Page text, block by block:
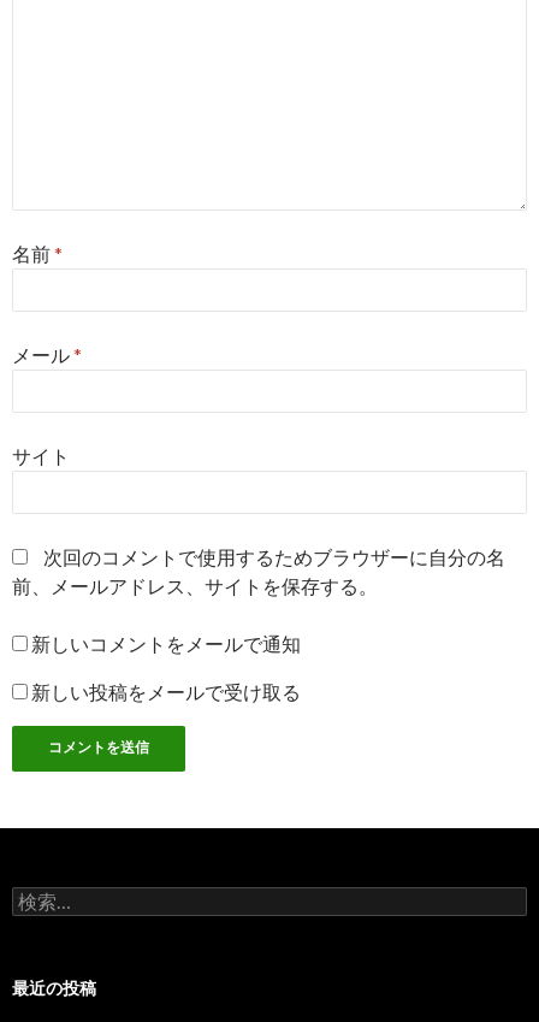
名前*
メール*
サイト
次回のコメントで使用するためブラウザーに自分の名
前、メールアドレス、サイトを保存する。
新しいコメントをメールで通知
新しい投稿をメールで受け取る
検
索:
最近の投稿